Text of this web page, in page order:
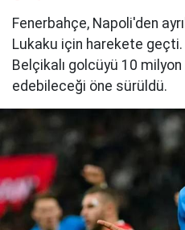
Fenerbahçe, Napoli'den
Lukaku için harekete
Belçikalı golcüyü 10
edebileceği öne sürüldü.